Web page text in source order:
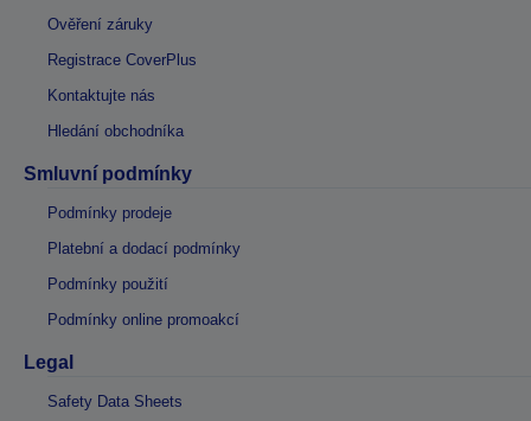
Ověření záruky
Registrace CoverPlus
Kontaktujte nás
Hledání obchodníka
Smluvní podmínky
Podmínky prodeje
Platební a dodací podmínky
Podmínky použití
Podmínky online promoakcí
Legal
Safety Data Sheets